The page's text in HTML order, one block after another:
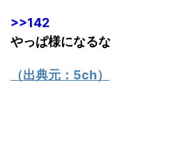
>>142
やっぱ様になるな
（出典元： 5ch）